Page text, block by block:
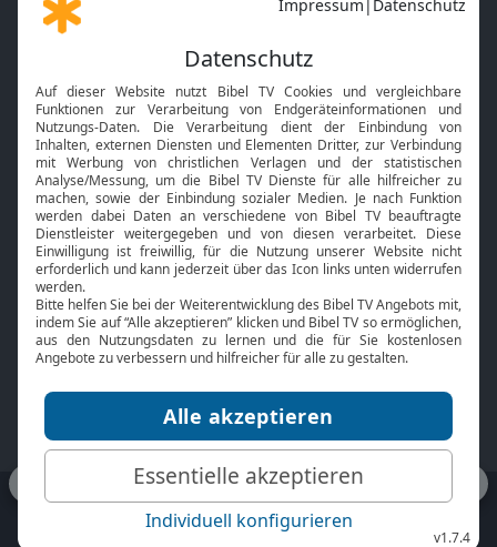
Gott und Bibel erklärt
Neuigkeiten
Mobile App
Smart TV
HbbTV
Bibelthek Online-Bibel
Nächster Gottesdienst
Bibel TV
Über uns
Jobs
Mediadaten
Service
Kontakt
TV-Empfang
bibeltv.de: Impressum
Datenschutz
Nutzungsbedingungen